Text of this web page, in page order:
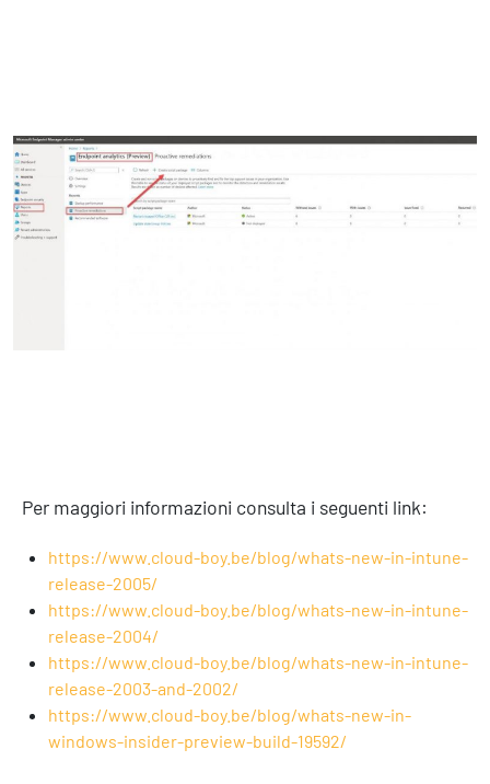
Per maggiori informazioni consulta i seguenti link:
https://www.cloud-boy.be/blog/whats-new-in-intune-
release-2005/
https://www.cloud-boy.be/blog/whats-new-in-intune-
release-2004/
https://www.cloud-boy.be/blog/whats-new-in-intune-
release-2003-and-2002/
https://www.cloud-boy.be/blog/whats-new-in-
windows-insider-preview-build-19592/